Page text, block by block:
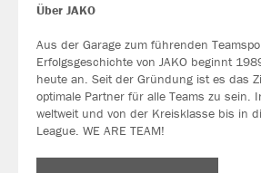
Über JAKO
Aus der Garage zum führenden
Erfolgsgeschichte von JAKO beginnt
heute an. Seit der Gründung ist es das
optimale Partner für alle Teams zu sein.
weltweit und von der Kreisklasse bis in
League. WE ARE TEAM!